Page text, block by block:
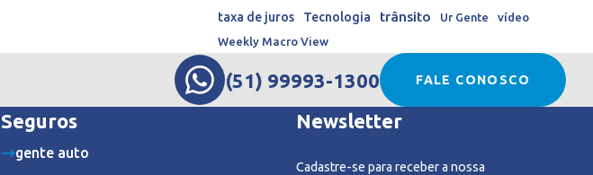
taxa de juros
Tecnologia trânsito Ur Gente
vídeo
Weekly Macro View
(51) 99993-1300 FALE CONOSCO
Seguros
gente auto
Newsletter
Cadastre-se para receber a nossa